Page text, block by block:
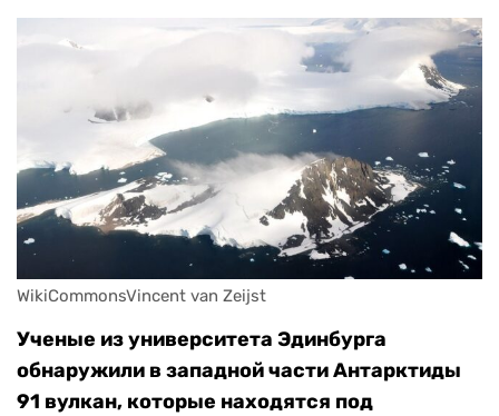
WikiCommonsVincent van Zeijst
Ученые из университета Эдинбурга
обнаружили в западной части Антарктиды
91 вулкан, которые находятся под